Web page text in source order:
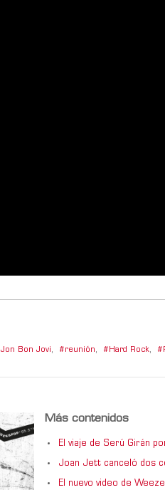
Jon Bon Jovi, reunión, Hard Rock,
Más contenidos
El viaje de Serú Girán
Joan Jett canceló dos
El nuevo video de